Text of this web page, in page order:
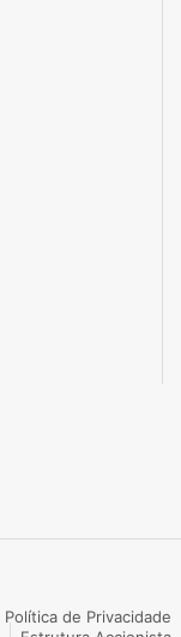
Política de Privacidade